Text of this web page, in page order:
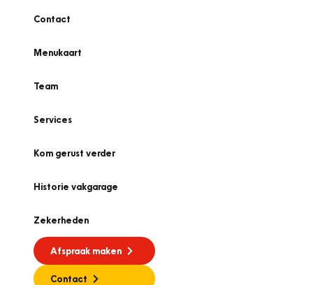
Contact
Menukaart
Team
Services
Kom gerust verder
Historie vakgarage
Zekerheden
Afspraak maken
Contact